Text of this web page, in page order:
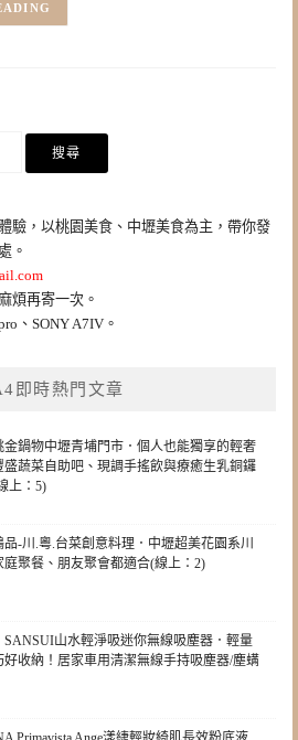
驗，以桃園美食、中壢美食為主，帶你發
。
煩再寄一次。
、SONY A7IV。
即時熱門文章
金鍋物中壢青埔門市．個人也能獨享的輕奢
盛蔬菜自助吧、現調手搖飲與療癒生乳銅鑼
上：5)
-川.粵.台菜創意料理．中壢超美花園系川
庭聚餐、朋友聚會都適合(線上：2)
SANSUI山水輕淨吸迷你無線吸塵器．輕量
好收納！居家車用清潔無線手持吸塵器/塵螨